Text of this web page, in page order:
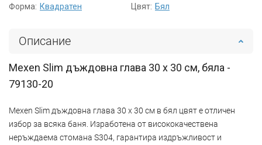
Форма: Квадратен Цвят: Бял
Описание
Mexen Slim дъждовна глава 30 x 30 см, бяла -
79130-20
Mexen Slim дъждовна глава 30 x 30 см в бял цвят е отличен
избор за всяка баня. Изработена от висококачествена
неръждаема стомана S304, гарантира издръжливост и